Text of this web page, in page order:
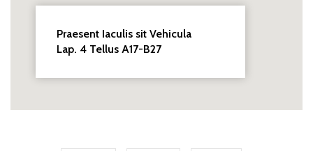
Praesent Iaculis sit Vehicula
Lap. 4 Tellus A17-B27